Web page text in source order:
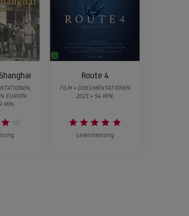
EUROPA
MIN.
Route 4
FILM • DOKUMENTATIONEN
2021 • 54 MIN.
Lesermeinung